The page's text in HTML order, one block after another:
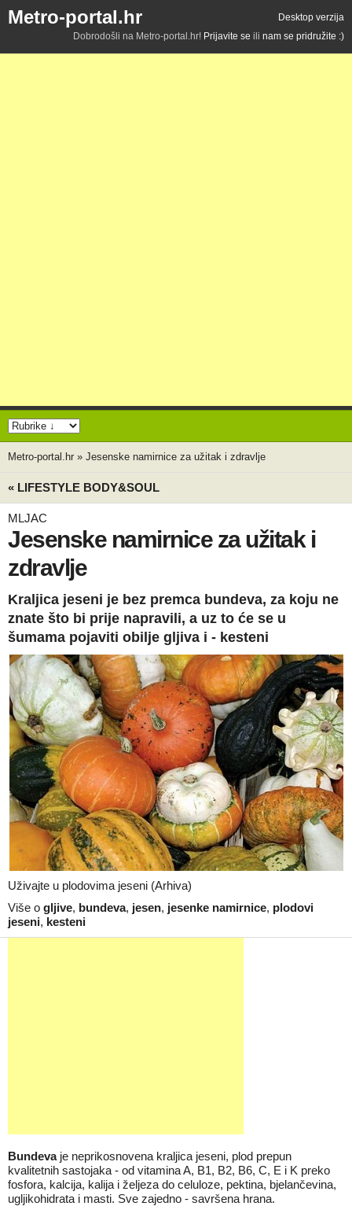
Metro-portal.hr
Desktop verzija
Dobrodošli na Metro-portal.hr! Prijavite se ili nam se pridružite :)
Metro-portal.hr » Jesenske namirnice za užitak i zdravlje
« LIFESTYLE BODY&SOUL
MLJAC
Jesenske namirnice za užitak i
zdravlje
Kraljica jeseni je bez premca bundeva, za koju ne
znate što bi prije napravili, a uz to će se u
šumama pojaviti obilje gljiva i - kesteni
Uživajte u plodovima jeseni (Arhiva)
Više o gljive, bundeva, jesen, jesenke namirnice, plodovi
jeseni, kesteni
Bundeva je neprikosnovena kraljica jeseni, plod prepun
kvalitetnih sastojaka - od vitamina A, B1, B2, B6, C, E i K preko
fosfora, kalcija, kalija i željeza do celuloze, pektina, bjelančevina,
ugljikohidrata i masti. Sve zajedno - savršena hrana.